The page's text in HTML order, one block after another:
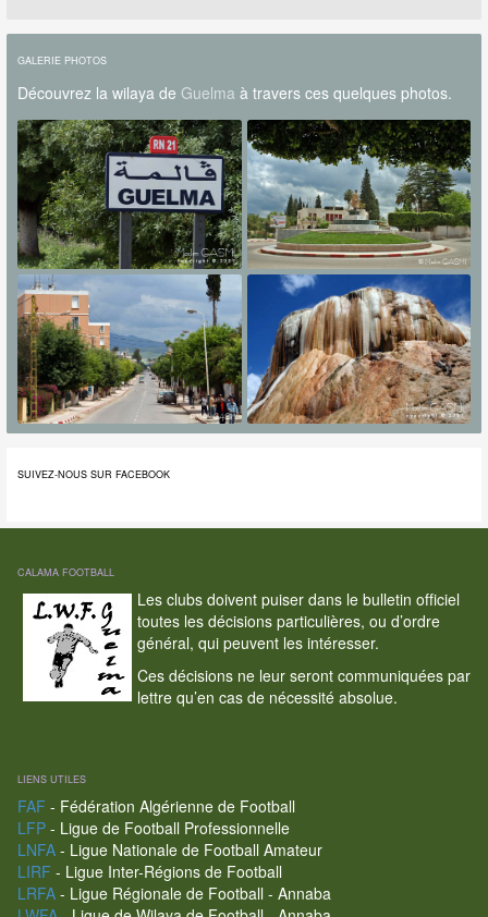
GALERIE PHOTOS
Découvrez la wilaya de Guelma à travers ces quelques photos.
SUIVEZ-NOUS SUR FACEBOOK
CALAMA FOOTBALL
Les clubs doivent puiser dans le bulletin officiel
toutes les décisions particulières, ou d’ordre
général, qui peuvent les intéresser.
Ces décisions ne leur seront communiquées par
lettre qu’en cas de nécessité absolue.
LIENS UTILES
FAF - Fédération Algérienne de Football
LFP- Ligue de Football Professionnelle
LNFA- Ligue Nationale de Football Amateur
LIRF - Ligue Inter-Régions de Football
LRFA- Ligue Régionale de Football - Annaba